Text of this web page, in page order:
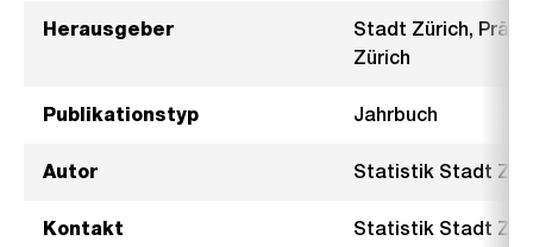
Herausgeber
Stadt Zürich,
Zürich
Publikationstyp Jahrbuch
Autor Statistik Stadt
Kontakt Statistik Stadt